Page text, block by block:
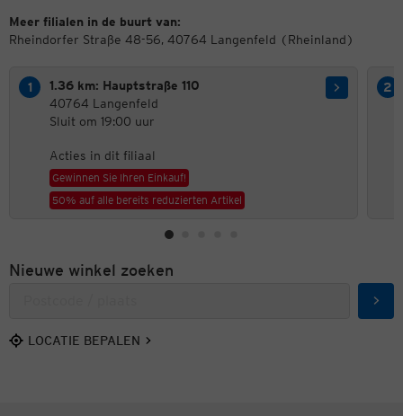
Meer filialen in de buurt van:
Rheindorfer Straße 48-56, 40764 Langenfeld (Rheinland)
1.36 km: Hauptstraße 110
40764 Langenfeld
Sluit om 19:00 uur
Acties in dit filiaal
Gewinnen Sie Ihren Einkauf!
50% auf alle bereits reduzierten Artikel
Nieuwe winkel zoeken
LOCATIE BEPALEN